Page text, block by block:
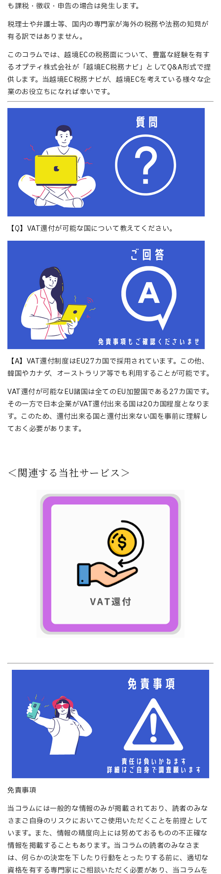
も課税・徴収・申告の場合は発生します。
税理士や弁護士等、国内の専門家が海外の税務や法務の知見が
有る訳ではありません。
このコラムでは、越境ECの税務面について、豊富な経験を有す
るオプティ株式会社が「越境EC税務ナビ」としてQ&A形式で提
供します。当越境EC税務ナビが、越境ECを考えている様々な企
業のお役立ちになれば幸いです。
【Q】VAT還付が可能な国について教えてください。
【A】 VAT還付制度はEU27カ国で採用されています。この他、
韓国やカナダ、オーストラリア等でも利用することが可能です。
VAT還付が可能なEU諸国は全てのEU加盟国である27カ国です。
その一方で日本企業がVAT還付出来る国は20カ国程度となりま
す。このため、還付出来る国と還付出来ない国を事前に理解し
ておく必要があります。
＜関連する当社サービス＞
免責事項
当コラムには一般的な情報のみが掲載されており、読者のみな
さまご自身のリスクにおいてご使用いただくことを前提として
います。また、情報の精度向上には努めておるものの不正確な
情報を掲載することもあります。当コラムの読者のみなさま
は、何らかの決定を下したり行動をとったりする前に、適切な
資格を有する専門家にご相談いただく必要があり、当コラムを